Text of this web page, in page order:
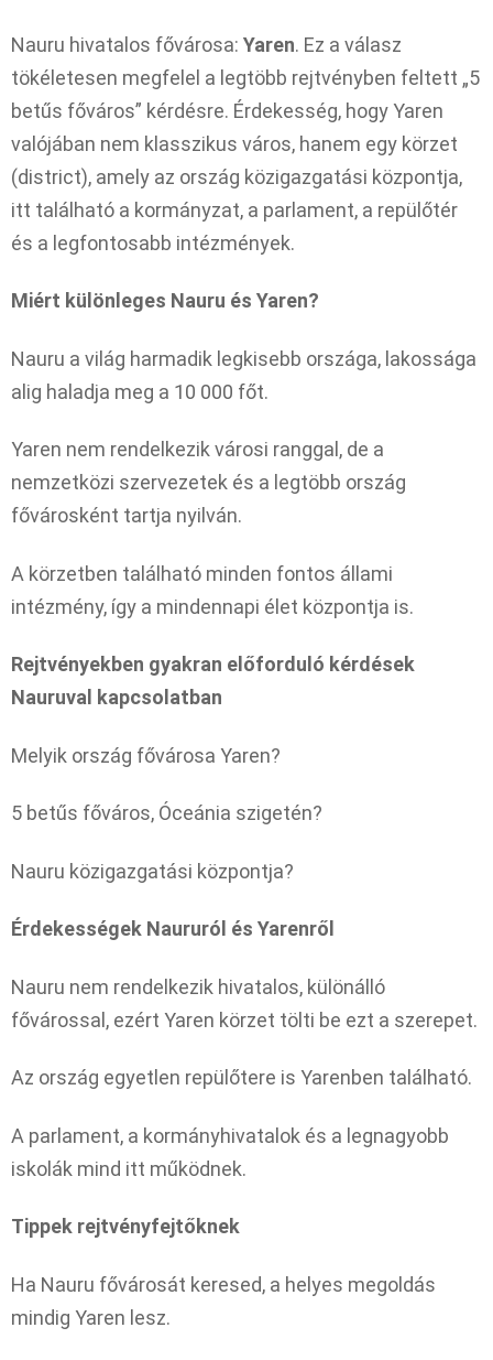
Nauru hivatalos fővárosa: Yaren. Ez a válasz
tökéletesen megfelel a legtöbb rejtvényben feltett „5
betűs főváros” kérdésre. Érdekesség, hogy Yaren
valójában nem klasszikus város, hanem egy körzet
(district), amely az ország közigazgatási központja,
itt található a kormányzat, a parlament, a repülőtér
és a legfontosabb intézmények.
Miért különleges Nauru és Yaren?
Nauru a világ harmadik legkisebb országa, lakossága
alig haladja meg a 10 000 főt.
Yaren nem rendelkezik városi ranggal, de a
nemzetközi szervezetek és a legtöbb ország
fővárosként tartja nyilván.
A körzetben található minden fontos állami
intézmény, így a mindennapi élet központja is.
Rejtvényekben gyakran előforduló kérdések
Nauruval kapcsolatban
Melyik ország fővárosa Yaren?
5 betűs főváros, Óceánia szigetén?
Nauru közigazgatási központja?
Érdekességek Naururól és Yarenről
Nauru nem rendelkezik hivatalos, különálló
fővárossal, ezért Yaren körzet tölti be ezt a szerepet.
Az ország egyetlen repülőtere is Yarenben található.
A parlament, a kormányhivatalok és a legnagyobb
iskolák mind itt működnek.
Tippek rejtvényfejtőknek
Ha Nauru fővárosát keresed, a helyes megoldás
mindig Yaren lesz.